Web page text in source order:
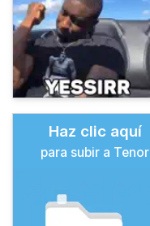
Haz clic aquí
para subir a Tenor